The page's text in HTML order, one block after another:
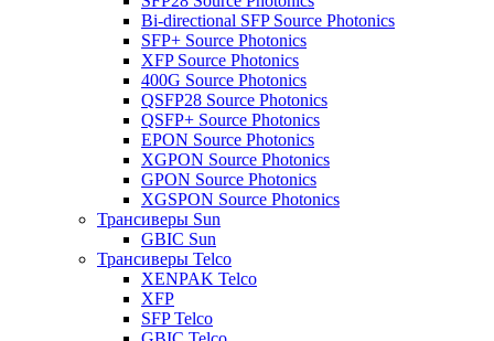
Bi-directional SFP Source Photonics
SFP+ Source Photonics
XFP Source Photonics
400G Source Photonics
QSFP28 Source Photonics
QSFP+ Source Photonics
EPON Source Photonics
XGPON Source Photonics
GPON Source Photonics
XGSPON Source Photonics
Трансиверы Sun
GBIC Sun
Трансиверы Telco
XENPAK Telco
XFP
SFP Telco